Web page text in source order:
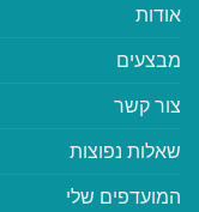
אודות
מבצעים
צור קשר
שאלות נפוצות
המועדפים שלי